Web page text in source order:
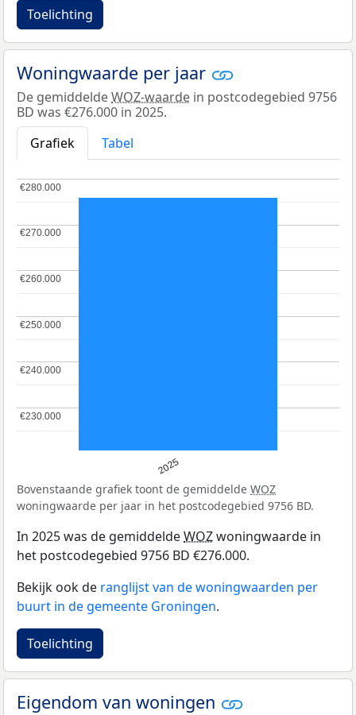
Toelichting
Woningwaarde per jaar
De gemiddeldeWOZ-waarde in postcodegebied 9756
BD was €276.000 in 2025.
Grafiek
Tabel
2025
€230.000
€230.000
€240.000
€240.000
€250.000
€250.000
€260.000
€260.000
€270.000
€270.000
€280.000
€280.000
Bovenstaande grafiek toont de gemiddelde WOZ
woningwaarde per jaar in het postcodegebied 9756 BD.
In 2025 was de gemiddeldeWOZwoningwaarde in
het postcodegebied 9756 BD €276.000.
Bekijk ook de ranglijst van de woningwaarden per
buurt in de gemeente Groningen.
Toelichting
Eigendom van woningen